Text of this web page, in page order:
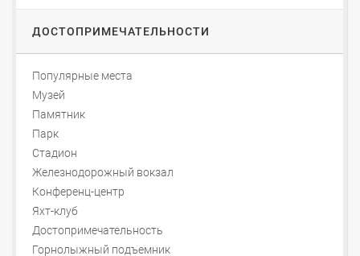
ДОСТОПРИМЕЧАТЕЛЬНОСТИ
Популярные места
Музей
Памятник
Парк
Стадион
Железнодорожный вокзал
Конференц-центр
Яхт-клуб
Достопримечательность
Горнолыжный подъемник